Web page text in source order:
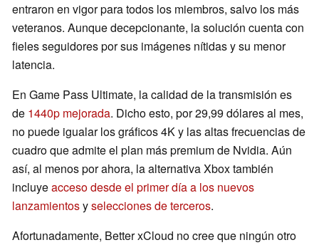
entraron en vigor para todos los miembros, salvo los más
veteranos. Aunque decepcionante, la solución cuenta con
fieles seguidores por sus imágenes nítidas y su menor
latencia.
En Game Pass Ultimate, la calidad de la transmisión es
de 1440p mejorada. Dicho esto, por 29,99 dólares al mes,
no puede igualar los gráficos 4K y las altas frecuencias de
cuadro que admite el plan más premium de Nvidia. Aún
así, al menos por ahora, la alternativa Xbox también
incluyeacceso desde el primer día a los nuevos
lanzamientosyselecciones de terceros.
Afortunadamente, Better xCloud no cree que ningún otro